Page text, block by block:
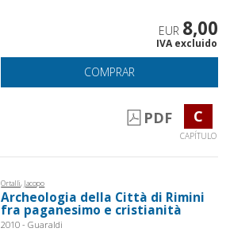
EUR 8,00
IVA excluido
COMPRAR
PDF C
CAPÍTULO
Ortalli, Jacopo
Archeologia della Città di Rimini
fra paganesimo e cristianità
2010 - Guaraldi